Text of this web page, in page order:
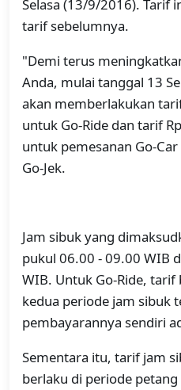
Selasa (13/9/2016). Tarif
tarif sebelumnya.
"Demi terus
Anda, mulai tanggal 13
akan memberlakukan
untuk Go-Ride dan tarif
untuk pemesanan Go-
Go-Jek.
Jam sibuk yang
pukul 06.00 - 09.00 WIB
WIB. Untuk Go-Ride,
kedua periode jam sibuk
pembayarannya sendiri
Sementara itu, tarif jam
berlaku di periode